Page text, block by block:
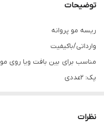
توضیحات
ریسه مو پروانه
وارداتی/باکیفیت
مناسب برای بین بافت ویا روی مو
پک: 2عددی
نظرات